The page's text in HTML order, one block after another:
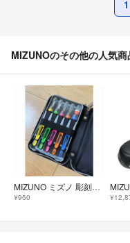
1
MIZUNOのその他の人気商
MIZUNO ミズノ 彫刻刀セット 5本組 彫刻刀 図工 小学生 中学生マルチカラー
¥950